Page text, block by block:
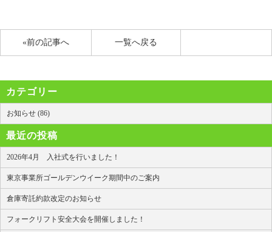
«前の記事へ 一覧へ戻る
カテゴリー
お知らせ (86)
最近の投稿
2026年4月 入社式を行いました！
東京事業所ゴールデンウイーク期間中のご案内
倉庫寄託約款改定のお知らせ
フォークリフト安全大会を開催しました！